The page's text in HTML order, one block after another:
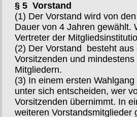
§ 5 Vorstand
(1) Der Vorstand wird von
Dauer von 4 Jahren gewählt.
Vertreter der
(2) Der Vorstand besteht
Vorsitzenden und
Mitgliedern.
(3) In einem ersten
unter sich entscheiden, wer
Vorsitzenden übernimmt. In
weiteren Vorstandsmitglieder